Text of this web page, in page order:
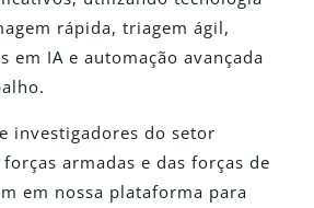
rápida, triagem ágil,
em IA e automação avançada
investigadores do setor
armadas e das forças de
em nossa plataforma para